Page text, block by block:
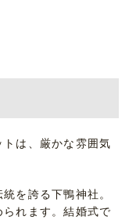
は、厳かな雰囲気
を誇る下鴨神社。
れます。結婚式で